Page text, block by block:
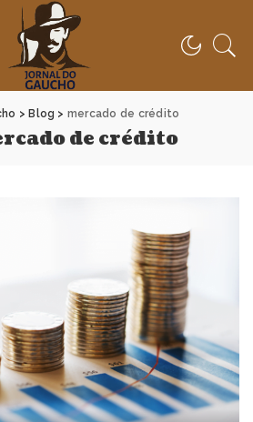
> Blog > mercado de crédito
de crédito